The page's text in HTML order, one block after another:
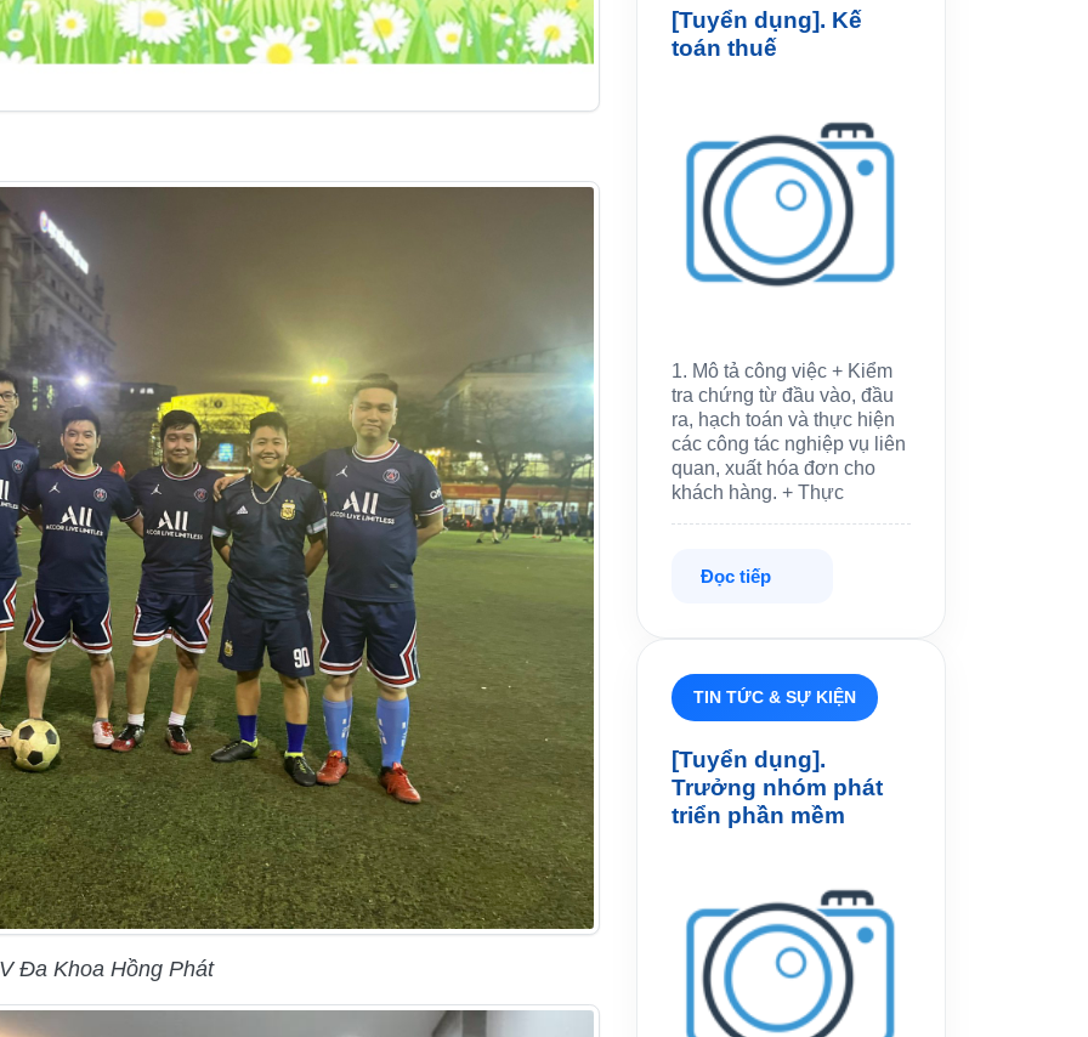
Đa Khoa Hồng Phát
[Tuyển dụng]. Kế
toán thuế
1. Mô tả công việc + Kiểm
tra chứng từ đầu vào, đầu
ra, hạch toán và thực hiện
các công tác nghiệp vụ liên
quan, xuất hóa đơn cho
khách hàng. + Thực
Đọc tiếp
TIN TỨC & SỰ KIỆN
[Tuyển dụng].
Trưởng nhóm phát
triển phần mềm